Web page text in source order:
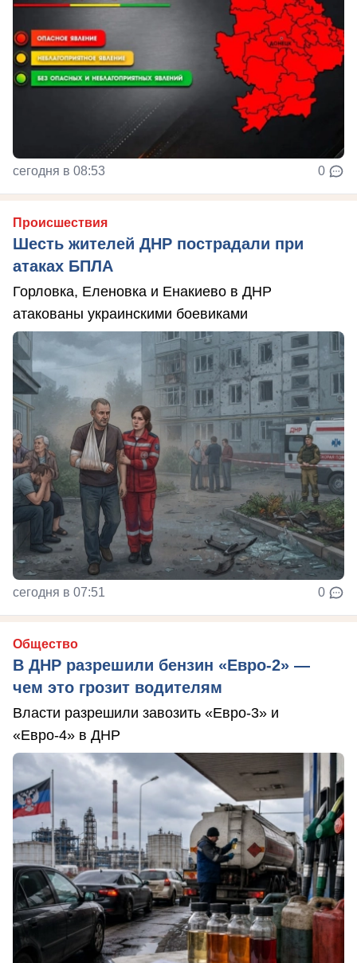
сегодня в 08:53 0
Происшествия
Шесть жителей ДНР пострадали при
атаках БПЛА
Горловка, Еленовка и Енакиево в ДНР
атакованы украинскими боевиками
сегодня в 07:51 0
Общество
В ДНР разрешили бензин «Евро-2» —
чем это грозит водителям
Власти разрешили завозить «Евро-3» и
«Евро-4» в ДНР